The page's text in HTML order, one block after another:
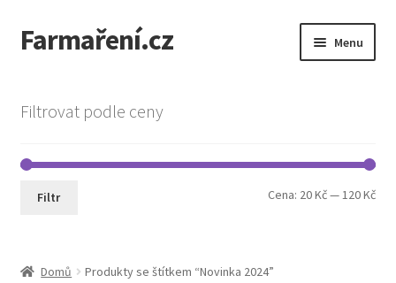
Přeskočit
na
Přejít
k
Farmaření.cz Menu
menu
Kontakt
Filtrovat podle ceny
Filtr Cena: 20 Kč—120 Kč
Domů Produkty se štítkem “Novinka 2024”